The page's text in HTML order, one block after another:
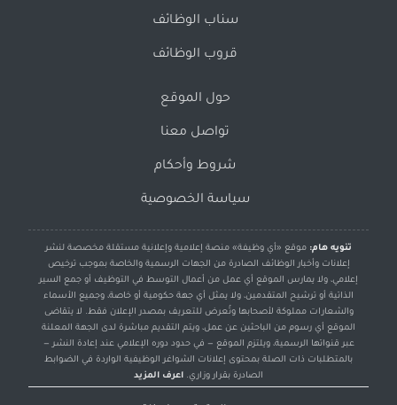
سناب الوظائف
قروب الوظائف
حول الموقع
تواصل معنا
شروط وأحكام
سياسة الخصوصية
تنويه هام: موقع «أي وظيفة» منصة إعلامية وإعلانية مستقلة مخصصة لنشر
إعلانات وأخبار الوظائف الصادرة من الجهات الرسمية والخاصة بموجب ترخيص
إعلامي، ولا يمارس الموقع أي عمل من أعمال التوسط في التوظيف أو جمع السير
الذاتية أو ترشيح المتقدمين، ولا يمثل أي جهة حكومية أو خاصة، وجميع الأسماء
والشعارات مملوكة لأصحابها وتُعرض للتعريف بمصدر الإعلان فقط. لا يتقاضى
الموقع أي رسوم من الباحثين عن عمل، ويتم التقديم مباشرة لدى الجهة المعلنة
عبر قنواتها الرسمية، ويلتزم الموقع — في حدود دوره الإعلامي عند إعادة النشر —
بالمتطلبات ذات الصلة بمحتوى إعلانات الشواغر الوظيفية الواردة في الضوابط
الصادرة بقرار وزاري. اعرف المزيد